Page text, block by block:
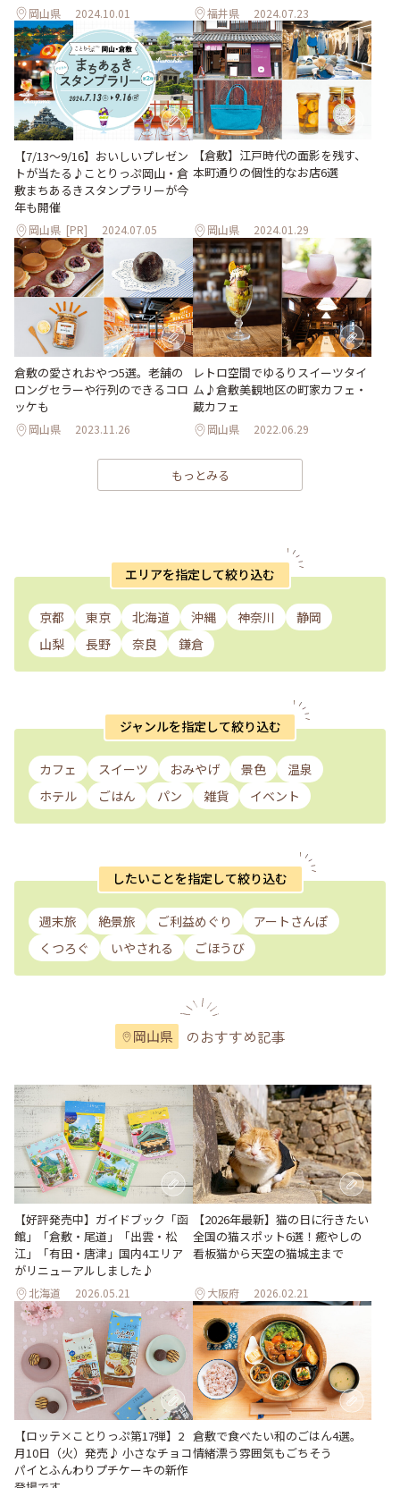
岡山県 2024.10.01 福井県 2024.07.23
【7/13～9/16】おいしいプレゼン
トが当たる♪ことりっぷ岡山・倉
敷まちあるきスタンプラリーが今
年も開催
岡山県 [PR] 2024.07.05
【倉敷】江戸時代の面影を残す、
本町通りの個性的なお店6選
岡山県 2024.01.29
倉敷の愛されおやつ5選。老舗の
ロングセラーや行列のできるコロ
ッケも
岡山県 2023.11.26
レトロ空間でゆるりスイーツタイ
ム♪倉敷美観地区の町家カフェ・
蔵カフェ
岡山県 2022.06.29
もっとみる
エリアを指定して絞り込む
京都 東京 北海道 沖縄 神奈川
静岡
山梨
長野 奈良 鎌倉
ジャンルを指定して絞り込む
カフェ スイーツ おみやげ 景色
温泉
ホテル
ごはん パン 雑貨 イベント
したいことを指定して絞り込む
週末旅 絶景旅 ご利益めぐり
アートさんぽ
くつろぐ
いやされる ごほうび
岡山県 のおすすめ記事
【好評発売中】ガイドブック「函
館」「倉敷・尾道」「出雲・松
江」「有田・唐津」国内4エリア
がリニューアルしました♪
北海道 2026.05.21
【2026年最新】猫の日に行きたい
全国の猫スポット6選！癒やしの
看板猫から天空の猫城主まで
大阪府 2026.02.21
【ロッテ×ことりっぷ第17弾】2
月10日（火）発売♪ 小さなチョコ
パイとふんわりプチケーキの新作
倉敷で食べたい和のごはん4選。
情緒漂う雰囲気もごちそう